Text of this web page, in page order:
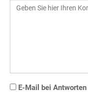
E-Mail bei